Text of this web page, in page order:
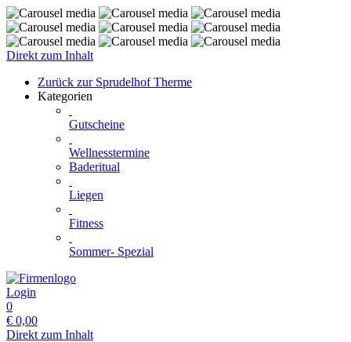
Direkt zum Inhalt
Zurück zur Sprudelhof Therme
Kategorien
Gutscheine
Wellnesstermine
Baderitual
Liegen
Fitness
Sommer- Spezial
Login
0
€ 0,00
Direkt zum Inhalt